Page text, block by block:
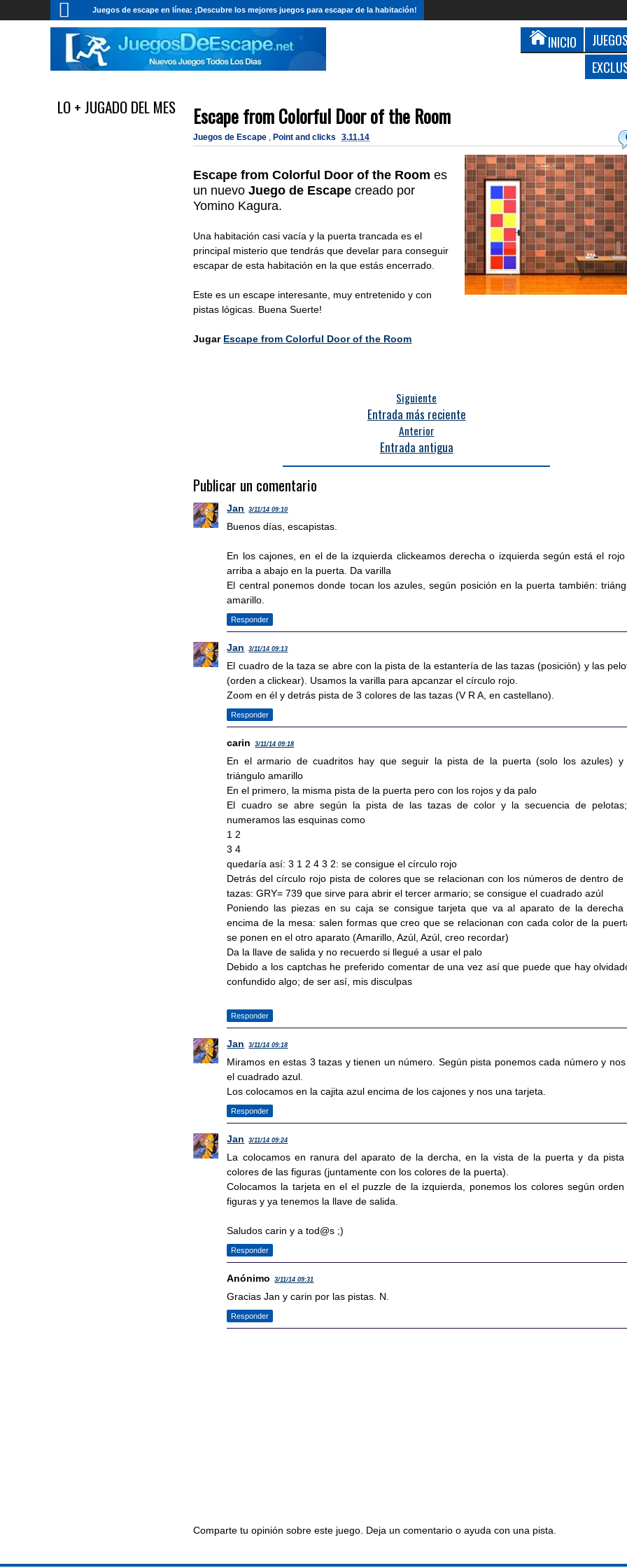
Juegos de escape en línea: ¡Descubre los mejores juegos para escapar de la habitación!
INICIO
Escape from Colorful Door of the Room
Juegos de Escape , Point and clicks 3.11.14
Escape from Colorful Door of the Room es
un nuevoJuego de Escape creado por
Yomino Kagura.
Una habitación casi vacía y la puerta trancada es el
principal misterio que tendrás que develar para conseguir
escapar de esta habitación en la que estás encerrado.
Este es un escape interesante, muy entretenido y con
pistas lógicas. Buena Suerte!
Jugar Escape from Colorful Door of the Room
Siguiente
Entrada más reciente
Anterior
Entrada antigua
Publicar un comentario
Jan 3/11/14 09:10
Buenos días, escapistas.
En los cajones, en el de la izquierda clickeamos derecha o izquierda según está el
arriba a abajo en la puerta. Da varilla
El central ponemos donde tocan los azules, según posición en la puerta también:
amarillo.
Responder
Jan 3/11/14 09:13
El cuadro de la taza se abre con la pista de la estantería de las tazas (posición) y las
(orden a clickear). Usamos la varilla para apcanzar el círculo rojo.
Zoom en él y detrás pista de 3 colores de las tazas (V R A, en castellano).
Responder
carin 3/11/14 09:18
En el armario de cuadritos hay que seguir la pista de la puerta (solo los azules) y
triángulo amarillo
En el primero, la misma pista de la puerta pero con los rojos y da palo
El cuadro se abre según la pista de las tazas de color y la secuencia de
numeramos las esquinas como
1 2
3 4
quedaría así: 3 1 2 4 3 2: se consigue el círculo rojo
Detrás del círculo rojo pista de colores que se relacionan con los números de dentro de
tazas: GRY= 739 que sirve para abrir el tercer armario; se consigue el cuadrado azúl
Poniendo las piezas en su caja se consigue tarjeta que va al aparato de la derecha
encima de la mesa: salen formas que creo que se relacionan con cada color de la
se ponen en el otro aparato (Amarillo, Azúl, Azúl, creo recordar)
Da la llave de salida y no recuerdo si llegué a usar el palo
Debido a los captchas he preferido comentar de una vez así que puede que hay
confundido algo; de ser así, mis disculpas
Responder
Jan 3/11/14 09:18
Miramos en estas 3 tazas y tienen un número. Según pista ponemos cada número y nos
el cuadrado azul.
Los colocamos en la cajita azul encima de los cajones y nos una tarjeta.
Responder
Jan 3/11/14 09:24
La colocamos en ranura del aparato de la dercha, en la vista de la puerta y da pista
colores de las figuras (juntamente con los colores de la puerta).
Colocamos la tarjeta en el el puzzle de la izquierda, ponemos los colores según orden
figuras y ya tenemos la llave de salida.
Saludos carin y a tod@s ;)
Responder
Anónimo 3/11/14 09:31
Gracias Jan y carin por las pistas. N.
Responder
Comparte tu opinión sobre este juego. Deja un comentario o ayuda con una pista.
LO + JUGADO DEL MES